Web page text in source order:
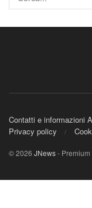
Contatti e informazioni
Privacy policy
© 2026 JNews-